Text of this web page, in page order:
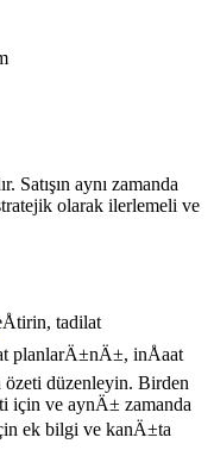
aynı zamanda
olarak ilerlemeli ve
tadilat
planlarÄ±nÄ±, inÅaat
düzenleyin. Birden
için ve aynÄ± zamanda
ek bilgi ve kanÄ±ta